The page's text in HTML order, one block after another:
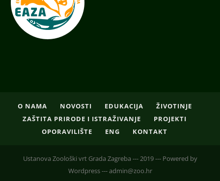
O NAMA NOVOSTI EDUKACIJA
ŽIVOTINJE
ZAŠTITA PRIRODE I ISTRAŽIVANJE
PROJEKTI
OPORAVILIŠTE
ENG KONTAKT
Ustanova Zoološki vrt Grada Zagreba --- 2019 --- Powered by
Wordpress --- admin@zoo.hr